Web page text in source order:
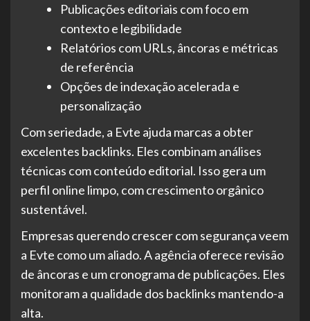
Publicações editoriais com foco em
contexto e legibilidade
Relatórios com URLs, âncoras e métricas
de referência
Opções de indexação acelerada e
personalização
Com seriedade, a Evte ajuda marcas a obter
excelentes backlinks. Eles combinam análises
técnicas com conteúdo editorial. Isso gera um
perfil online limpo, com crescimento orgânico
sustentável.
Empresas querendo crescer com segurança veem
a Evte como um aliado. A agência oferece revisão
de âncoras e um cronograma de publicações. Eles
monitoram a qualidade dos backlinks mantendo-a
alta.